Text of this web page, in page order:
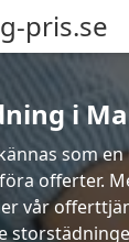
pris.se
i
som
offerter.
vår